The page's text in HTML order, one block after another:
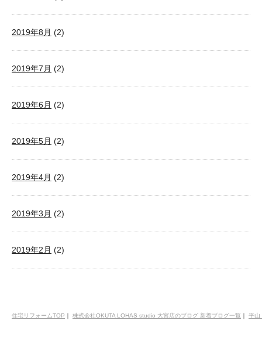
2019年8月 (2)
2019年7月 (2)
2019年6月 (2)
2019年5月 (2)
2019年4月 (2)
2019年3月 (2)
2019年2月 (2)
住宅リフォームTOP ｜ 株式会社OKUTA LOHAS studio 大宮店のブログ 新着ブログ一覧 ｜ 平山